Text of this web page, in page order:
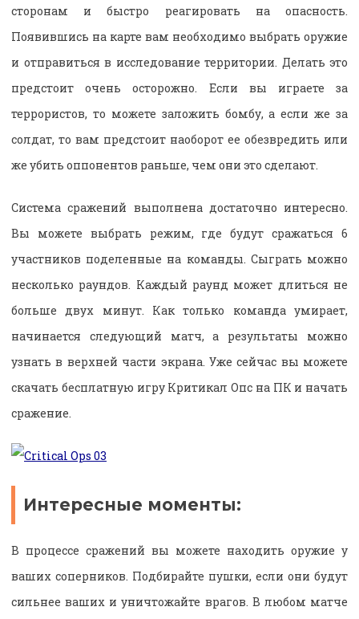
сторонам и быстро реагировать на опасность.
Появившись на карте вам необходимо выбрать оружие
и отправиться в исследование территории. Делать это
предстоит очень осторожно. Если вы играете за
террористов, то можете заложить бомбу, а если же за
солдат, то вам предстоит наоборот ее обезвредить или
же убить оппонентов раньше, чем они это сделают.
Система сражений выполнена достаточно интересно.
Вы можете выбрать режим, где будут сражаться 6
участников поделенные на команды. Сыграть можно
несколько раундов. Каждый раунд может длиться не
больше двух минут. Как только команда умирает,
начинается следующий матч, а результаты можно
узнать в верхней части экрана. Уже сейчас вы можете
скачать бесплатную игру Критикал Опс на ПК и начать
сражение.
Интересные моменты:
В процессе сражений вы можете находить оружие у
ваших соперников. Подбирайте пушки, если они будут
сильнее ваших и уничтожайте врагов. В любом матче